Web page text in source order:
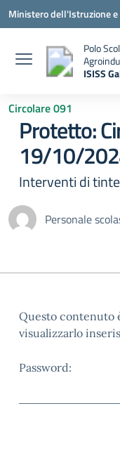
Ministero dell'Istruzione
Polo
ISISS
Circolare 091
Protetto:
19/10/
Interventi di
Personale
Questo contenuto
visualizzarlo
Password: